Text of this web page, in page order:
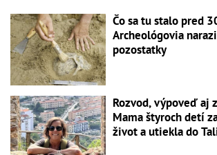
Čo sa tu stalo pred
Archeológovia
pozostatky
Rozvod, výpoveď aj
Mama štyroch detí
život a utiekla do